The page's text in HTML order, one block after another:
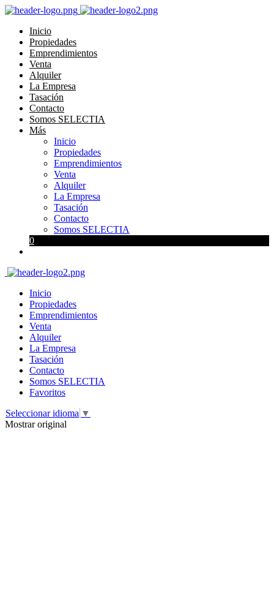
Inicio
Propiedades
Emprendimientos
Venta
Alquiler
La Empresa
Tasación
Contacto
Somos SELECTIA
Más
Inicio
Propiedades
Emprendimientos
Venta
Alquiler
La Empresa
Tasación
Contacto
Somos SELECTIA
0
Inicio
Propiedades
Emprendimientos
Venta
Alquiler
La Empresa
Tasación
Contacto
Somos SELECTIA
Favoritos
Seleccionar idioma ▼
Mostrar original